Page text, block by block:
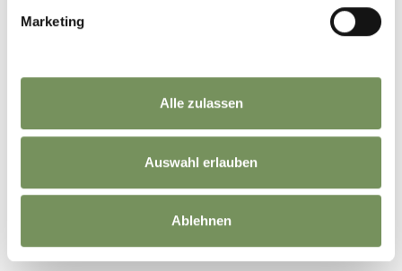
Marketing
Alle zulassen
Auswahl erlauben
Ablehnen